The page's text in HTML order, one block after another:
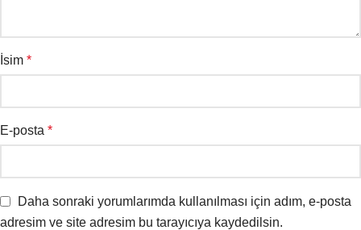
İsim *
E-posta *
Daha sonraki yorumlarımda kullanılması için adım, e-posta
adresim ve site adresim bu tarayıcıya kaydedilsin.